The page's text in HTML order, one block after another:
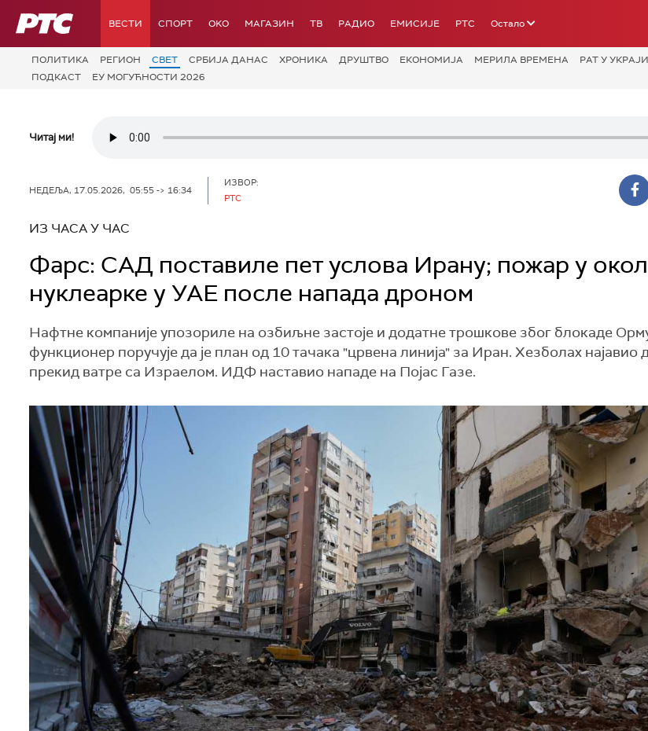
РТС ВЕСТИ СПОРТ OKO МАГАЗИН ТВ РАДИО ЕМИСИЈЕ РТС Остало
ПОЛИТИКА РЕГИОН СВЕТ СРБИЈА ДАНАС ХРОНИКА ДРУШТВО ЕКОНОМИЈА МЕРИЛА ВРЕМЕНА РАТ У
ПОДКАСТ
ЕУ МОГУЋНОСТИ 2026
Читај ми!
НЕДЕЉА, 17.05.2026, 05:55 -> 16:34
ИЗВОР:
РТС
ИЗ ЧАСА У ЧАС
Фарс: САД поставиле пет услова Ирану; пожар у
нуклеарке у УАЕ после напада дроном
Нафтне компаније упозориле на озбиљне застоје и додатне трошкове због блокаде
функционер поручује да је план од 10 тачака "црвена линија" за Иран. Хезболах најавио
прекид ватре са Израелом. ИДФ наставио нападе на Појас Газе.